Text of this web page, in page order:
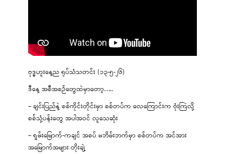
ဗုဒ္ဓဟူးနေ့ည ရုပ်သံသတင်း (၁၃-၅-၂၆)
ဒီနေ့ အစီအစဉ်တွေထဲမှာတော့…..
– ချင်းပြည်နဲ့ စစ်ကိုင်းတိုင်းမှာ စစ်တပ်က လေကြောင်းက ဗုံးကြဲလို့
စစ်သုံ့ပန်းတွေ အပါအဝင် လူသေဆုံး
– ရှမ်းမြောက်-ကချင် အစပ် မဘိမ်းဘက်မှာ စစ်တပ်က အင်အား
အမြောက်အများ တိုးချဲ့